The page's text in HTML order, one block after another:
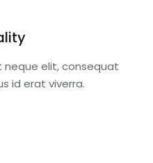
neque elit, consequat
id erat viverra.